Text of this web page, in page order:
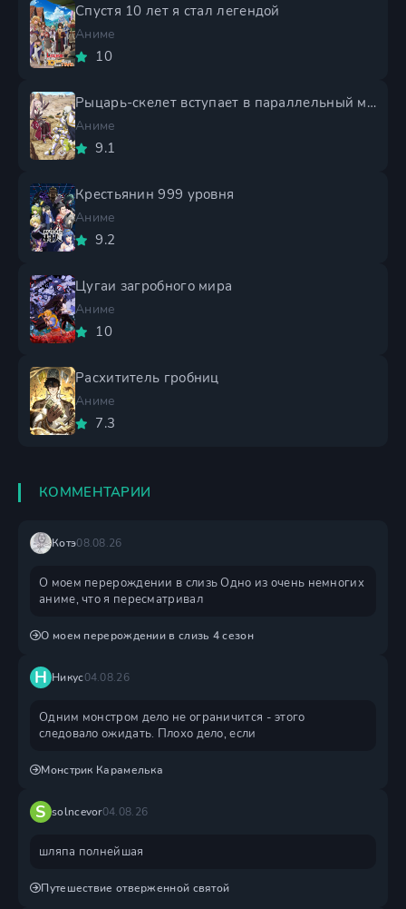
Спустя 10 лет я стал легендой
Аниме
10
Рыцарь-скелет вступает в параллельный мир 2 сезон
Аниме
9.1
Крестьянин 999 уровня
Аниме
9.2
Цугаи загробного мира
Аниме
10
Расхититель гробниц
Аниме
7.3
КОММЕНТАРИИ
Котэ08.08.26
О моем перерождении в слизь Одно из очень немногих
аниме, что я пересматривал
О моем перерождении в слизь 4 сезон
Н Никус04.08.26
Одним монстром дело не ограничится - этого
следовало ожидать. Плохо дело, если
Монстрик Карамелька
S solncevor04.08.26
шляпа полнейшая
Путешествие отверженной святой